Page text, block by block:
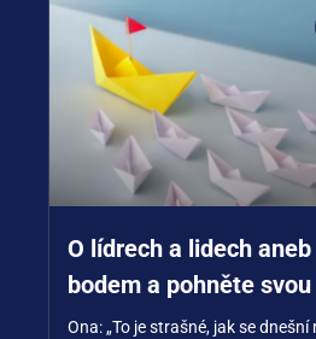
O lídrech a lidech
bodem a pohněte
Ona: „To je strašné, jak se